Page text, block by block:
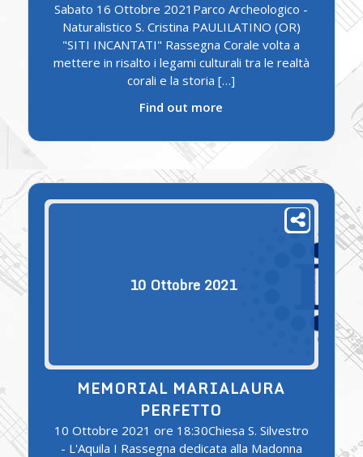
Sabato 16 Ottobre 2021Parco Archeologico -
Naturalistico S. Cristina PAULILATINO (OR)
"SITI INCANTATI" Rassegna Corale volta a
mettere in risalto i legami culturali tra le realtà
corali e la storia […]
Find out more
10 Ottobre 2021
MEMORIAL MARIALAURA
PERFETTO
10 Ottobre 2021 ore 18:30Chiesa S. Silvestro
- L'Aquila I Rassegna dedicata alla Madonna